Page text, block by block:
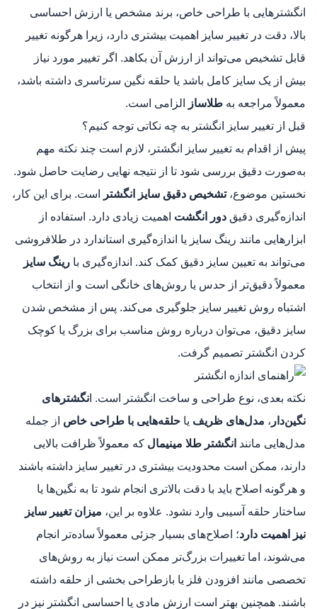
انگشترهایی با طراحی خاص، برند مشخص یا ارزش احساسی
بالا، دقت در تغییر سایز اهمیت بیشتری دارد، زیرا هرگونه تغییر
قابل تشخیص می‌تواند از ارزش آن بکاهد. اگر تغییر مورد نیاز
بیش از یک سایز کامل باشد یا حلقه نگین سرتاسری داشته باشد،
معمولاً مراجعه به طلاساز
الزامی است.
قبل از تغییر سایز انگشتر به چه نکاتی توجه کنیم؟
پیش از اقدام به تغییر سایز انگشتر، لازم است چند نکته مهم
به‌صورت دقیق بررسی شود تا از نتیجه نهایی رضایت حاصل شود.
نخستین موضوع،تشخیص دقیق سایز انگشتر
است. برای این کار،
اندازه‌گیری دقیق دور انگشت اهمیت زیادی دارد. استفاده از
ابزارهایی مانند رینگ سایز یا اندازه‌گیری استاندارد در طلافروشی
می‌تواند به تعیین سایز دقیق کمک کند. اندازه‌گیری با رینگ سایز
معمولاً دقیق‌تر از حدس یا روش‌های خانگی است و از انتخاب
اشتباه روش تغییر سایز جلوگیری می‌کند. پس از مشخص شدن
سایز دقیق، می‌توان درباره روش مناسب برای بزرگ یا کوچک
کردن انگشتر تصمیم گرفت.
نکته بعدی، نوع طراحی و ساخت انگشتر است. ا نگشترهای
نگین‌دار ، مدل‌های ظریف یا حلقه‌هایی با طراحی خاص از جمله
مدل‌هایی مانند انگشتر طلا مینیمال که معمولاً ظرافت بالایی
دارند، ممکن است محدودیت بیشتری در تغییر سایز داشته باشند
و هرگونه اصلاح باید با دقت بالاتری انجام شود تا به نگین‌ها یا
ساختار حلقه آسیبی وارد نشود. علاوه بر این، میزان تغییر سایز
نیز اهمیت دارد؛ اصلاح‌های بسیار جزئی معمولاً ساده‌تر انجام
می‌شوند، اما تغییرات بزرگ‌تر ممکن است نیاز به روش‌های
تخصصی مانند افزودن فلز یا بازطراحی بخشی از حلقه داشته
باشند. همچنین بهتر است ارزش مادی یا احساسی انگشتر نیز در